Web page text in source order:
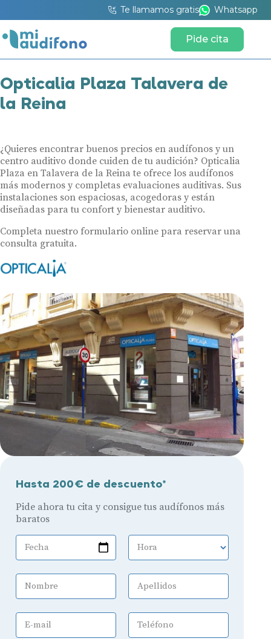
Te llamamos gratis Whatsapp
Pide cita
Opticalia Plaza Talavera de
la Reina
¿Quieres encontrar buenos precios en audífonos y un
centro auditivo donde cuiden de tu audición? Opticalia
Plaza en Talavera de la Reina te ofrece los audífonos
más modernos y completas evaluaciones auditivas. Sus
instalaciones son espaciosas, acogedoras y están
diseñadas para tu confort y bienestar auditivo.
Completa nuestro formulario online para reservar una
consulta gratuita.
Hasta 200€ de descuento*
Pide ahora tu cita y consigue tus audífonos más
baratos
Fecha Hora
Nombre Apellidos
E-mail Teléfono